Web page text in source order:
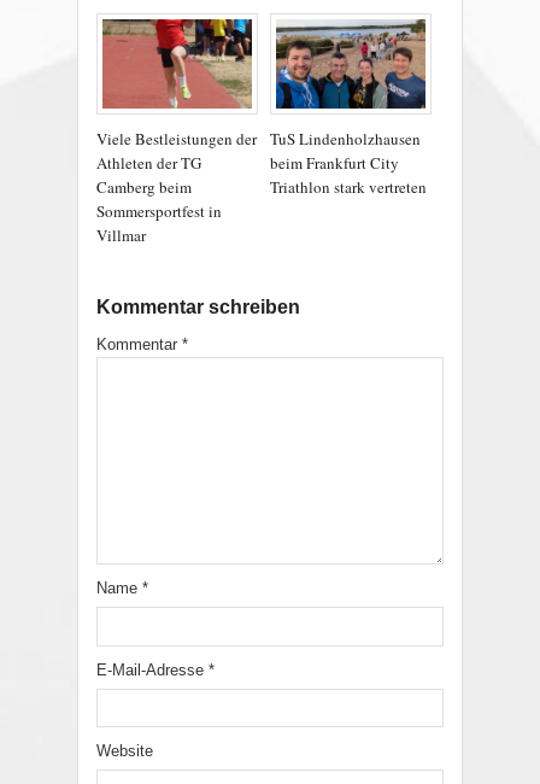
Viele Bestleistungen der
Athleten der TG
Camberg beim
Sommersportfest in
Villmar
TuS Lindenholzhausen
beim Frankfurt City
Triathlon stark vertreten
Kommentar schreiben
Kommentar *
Name *
E-Mail-Adresse *
Website